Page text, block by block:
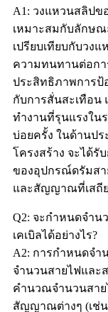
A1: วงแหวนสลิปข
เหมาะสมกับลักษณ
เปรียบเทียบกับวง
ความทนทานต่อก
ประสิทธิภาพการป้
กับการสั่นสะเทือน
ทำงานที่รุนแรงใน
บ่อยครั้ง ในด้านป
โครงสร้าง จะได้รั
ของอุปกรณ์ดรัมสา
และสัญญาณที่เสถี
Q2: จะกำหนดจำ
เคเบิลได้อย่างไร?
A2: การกำหนดจ
จำนวนสายไฟแล
คำนวณจำนวนสาย
สัญญาณต่างๆ (เช่